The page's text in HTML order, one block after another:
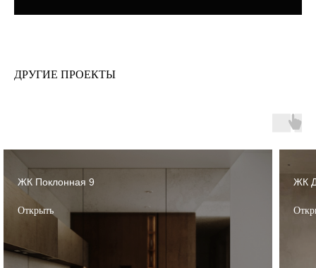
ДРУГИЕ ПРОЕКТЫ
ЖК Поклонная 9
Открыть
ЖК